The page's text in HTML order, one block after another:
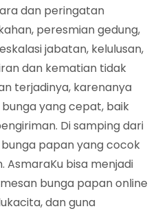
dan peringatan
peresmian gedung,
jabatan, kelulusan,
dan kematian tidak
terjadinya, karenanya
yang cepat, baik
Di samping dari
papan yang cocok
bisa menjadi
bunga papan online
dan guna